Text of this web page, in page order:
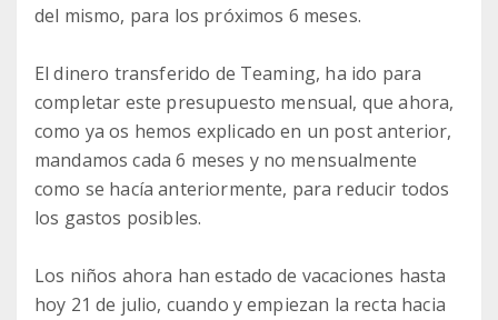
del mismo, para los próximos 6 meses.
El dinero transferido de Teaming, ha ido para
completar este presupuesto mensual, que ahora,
como ya os hemos explicado en un post anterior,
mandamos cada 6 meses y no mensualmente
como se hacía anteriormente, para reducir todos
los gastos posibles.
Los niños ahora han estado de vacaciones hasta
hoy 21 de julio, cuando y empiezan la recta hacia